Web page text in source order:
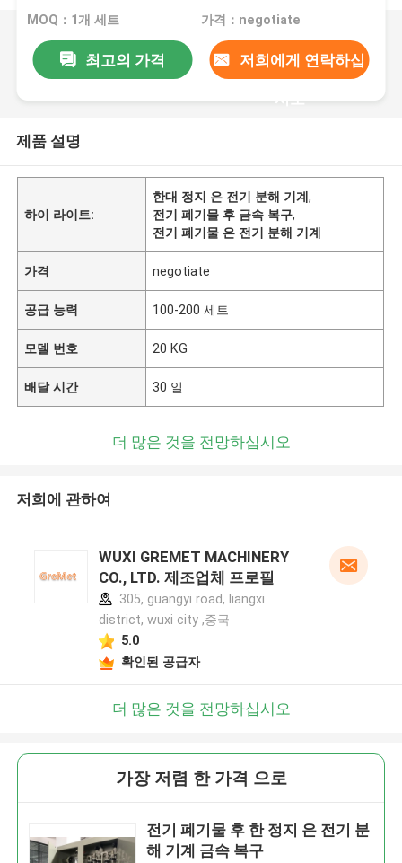
MOQ：1개 세트 가격：negotiate
최고의 가격 저희에게 연락하십
시오
제품 설명
하이 라이트:
한대 정지 은 전기 분해 기계,
전기 폐기물 후 금속 복구,
전기 폐기물 은 전기 분해 기계
가격 negotiate
공급 능력 100-200 세트
모델 번호 20 KG
배달 시간 30 일
더 많은 것을 전망하십시오
저희에 관하여
WUXI GREMET MACHINERY
CO., LTD. 제조업체 프로필
305, guangyi road, liangxi
district, wuxi city ,중국
5.0
확인된 공급자
더 많은 것을 전망하십시오
가장 저렴 한 가격 으로
전기 폐기물 후 한 정지 은 전기 분
해 기계 금속 복구